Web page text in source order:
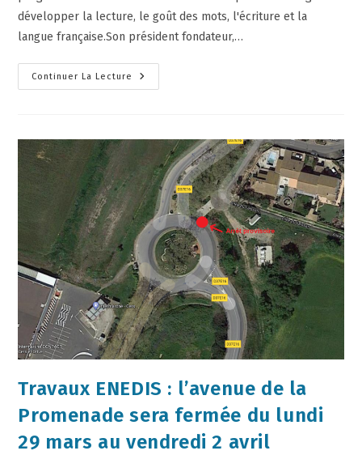
développer la lecture, le goût des mots, l'écriture et la
langue française.Son président fondateur,…
Continuer La Lecture
Travaux ENEDIS : l’avenue de la
Promenade sera fermée du lundi
29 mars au vendredi 2 avril